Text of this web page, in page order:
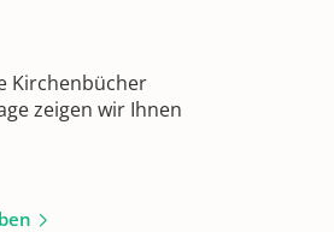
Kirchenbücher
zeigen wir Ihnen